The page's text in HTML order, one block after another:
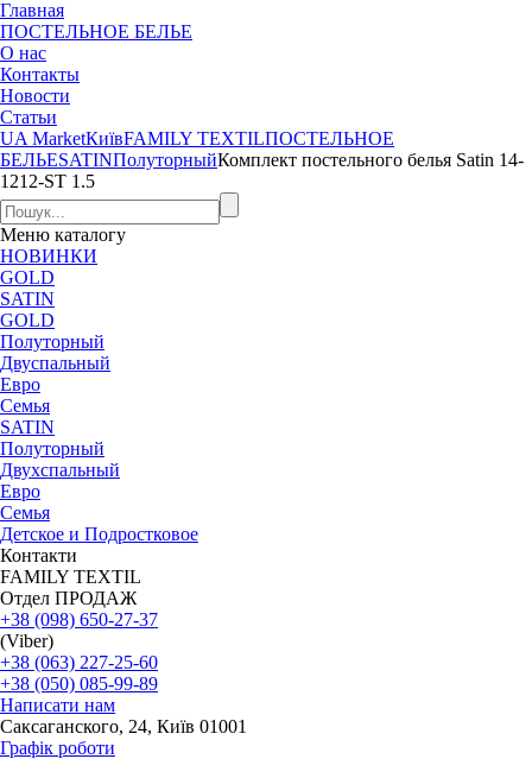
Главная
ПОСТЕЛЬНОЕ БЕЛЬЕ
О нас
Контакты
Новости
Статьи
UA MarketКиївFAMILY TEXTILПОСТЕЛЬНОЕ
БЕЛЬЕSATINПолуторныйКомплект постельного белья Satin 14-
1212-ST 1.5
Меню каталогу
НОВИНКИ
GOLD
SATIN
GOLD
Полуторный
Двуспальный
Евро
Семья
SATIN
Полуторный
Двухспальный
Евро
Семья
Детское и Подростковое
Контакти
FAMILY TEXTIL
Отдел ПРОДАЖ
+38 (098) 650-27-37
(Viber)
+38 (063) 227-25-60
+38 (050) 085-99-89
Написати нам
Саксаганского, 24, Київ 01001
Графік роботи